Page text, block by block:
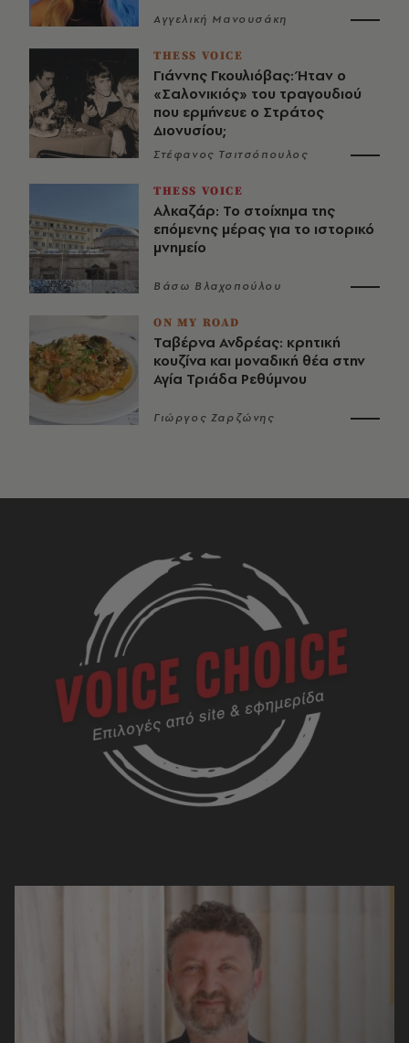
Αγγελική Μανουσάκη
THESS VOICE
Γιάννης Γκουλιόβας: Ήταν ο
«Σαλονικιός» του τραγουδιού
που ερμήνευε ο Στράτος
Διονυσίου;
Στέφανος Τσιτσόπουλος
THESS VOICE
Αλκαζάρ: Το στοίχημα της
επόμενης μέρας για το ιστορικό
μνημείο
Βάσω Βλαχοπούλου
ON MY ROAD
Ταβέρνα Ανδρέας: κρητική
κουζίνα και μοναδική θέα στην
Αγία Τριάδα Ρεθύμνου
Γιώργος Ζαρζώνης